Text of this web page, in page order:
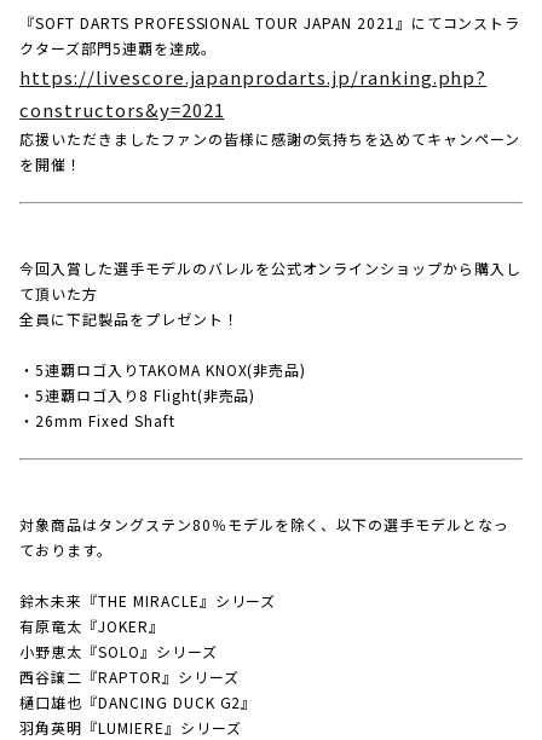
『SOFT DARTS PROFESSIONAL TOUR JAPAN 2021』にてコンストラ
クターズ部門5連覇を達成。
https://livescore.japanprodarts.jp/ranking.php?
constructors&y=2021
応援いただきましたファンの皆様に感謝の気持ちを込めてキャンペーン
を開催！
今回入賞した選手モデルのバレルを公式オンラインショップから購入し
て頂いた方
全員に下記製品をプレゼント！
・5連覇ロゴ入りTAKOMA KNOX(非売品)
・5連覇ロゴ入り8 Flight(非売品)
・26mm Fixed Shaft
対象商品はタングステン80％モデルを除く、以下の選手モデルとなっ
ております。
鈴木未来『THE MIRACLE』シリーズ
有原竜太『JOKER』
小野恵太『SOLO』シリーズ
西谷譲二『RAPTOR』シリーズ
樋口雄也『DANCING DUCK G2』
羽角英明『LUMIERE』シリーズ